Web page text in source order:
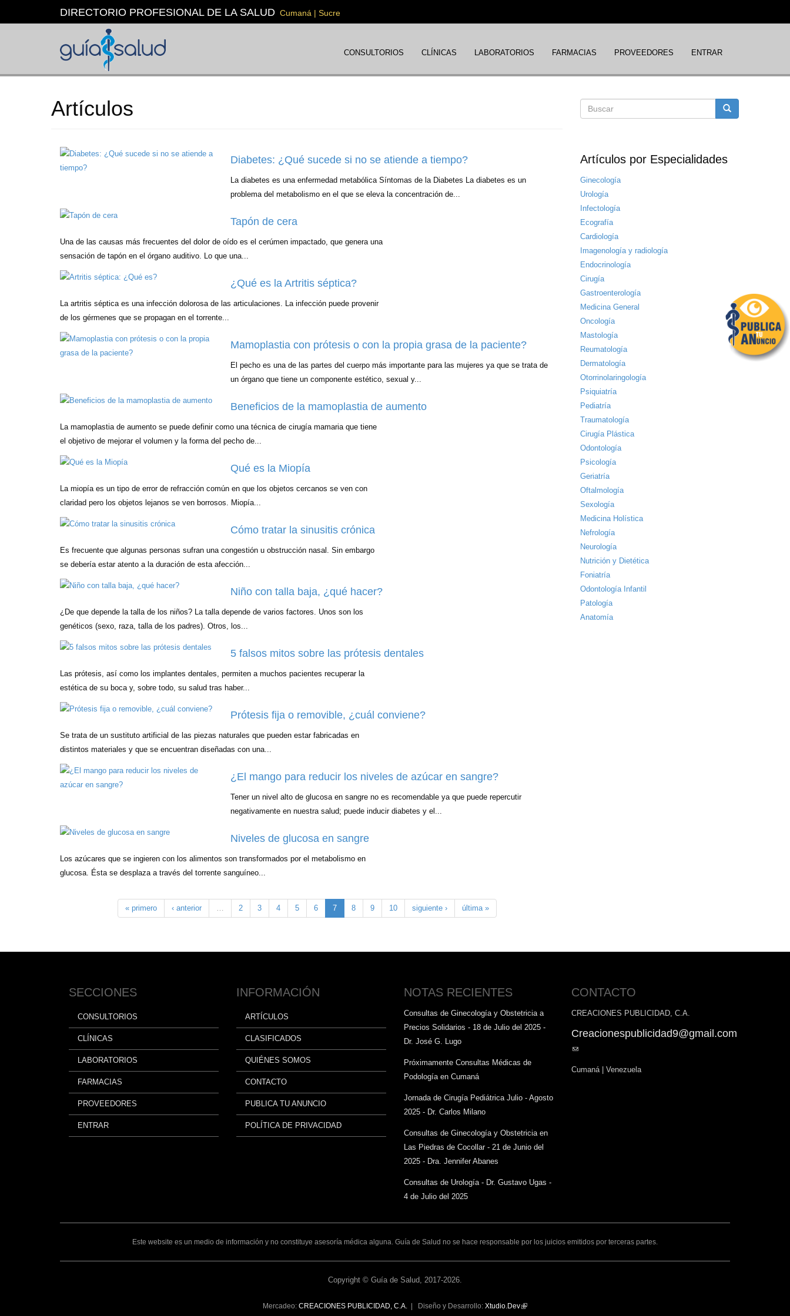
DIRECTORIO PROFESIONAL DE LA SALUD Cumaná | Sucre
CONSULTORIOS CLÍNICAS LABORATORIOS FARMACIAS PROVEEDORES ENTRAR
Artículos
Diabetes: ¿Qué sucede si no se atiende a tiempo?
La diabetes es una enfermedad metabólica Síntomas de la Diabetes La diabetes es un
problema del metabolismo en el que se eleva la concentración de...
Tapón de cera
Una de las causas más frecuentes del dolor de oído es el cerúmen impactado, que genera una
sensación de tapón en el órgano auditivo. Lo que una...
¿Qué es la Artritis séptica?
La artritis séptica es una infección dolorosa de las articulaciones. La infección puede provenir
de los gérmenes que se propagan en el torrente...
Mamoplastia con prótesis o con la propia grasa de la paciente?
El pecho es una de las partes del cuerpo más importante para las mujeres ya que se trata de
un órgano que tiene un componente estético, sexual y...
Beneficios de la mamoplastia de aumento
La mamoplastia de aumento se puede definir como una técnica de cirugía mamaria que tiene
el objetivo de mejorar el volumen y la forma del pecho de...
Qué es la Miopía
La miopía es un tipo de error de refracción común en que los objetos cercanos se ven con
claridad pero los objetos lejanos se ven borrosos. Miopía...
Cómo tratar la sinusitis crónica
Es frecuente que algunas personas sufran una congestión u obstrucción nasal. Sin embargo
se debería estar atento a la duración de esta afección...
Niño con talla baja, ¿qué hacer?
¿De que depende la talla de los niños? La talla depende de varios factores. Unos son los
genéticos (sexo, raza, talla de los padres). Otros, los...
5 falsos mitos sobre las prótesis dentales
Las prótesis, así como los implantes dentales, permiten a muchos pacientes recuperar la
estética de su boca y, sobre todo, su salud tras haber...
Prótesis fija o removible, ¿cuál conviene?
Se trata de un sustituto artificial de las piezas naturales que pueden estar fabricadas en
distintos materiales y que se encuentran diseñadas con una...
¿El mango para reducir los niveles de azúcar en sangre?
Tener un nivel alto de glucosa en sangre no es recomendable ya que puede repercutir
negativamente en nuestra salud; puede inducir diabetes y el...
Niveles de glucosa en sangre
Los azúcares que se ingieren con los alimentos son transformados por el metabolismo en
glucosa. Ésta se desplaza a través del torrente sanguíneo...
« primero ‹ anterior 2 3 4 5 6 7 8 9 10 siguiente › última »
Formulario
búsqueda
Artículos por Especialidades
Ginecología
Urología
Infectología
Ecografía
Cardiología
Imagenología y radiología
Endocrinología
Cirugía
Gastroenterología
Medicina General
Oncología
Mastología
Reumatología
Dermatología
Otorrinolaringología
Psiquiatría
Pediatría
Traumatología
Cirugía Plástica
Odontología
Psicología
Geriatría
Oftalmología
Sexología
Medicina Holística
Nefrología
Neurología
Nutrición y Dietética
Foniatría
Odontología Infantil
Patología
Anatomía
SECCIONES
CONSULTORIOS
CLÍNICAS
LABORATORIOS
FARMACIAS
PROVEEDORES
ENTRAR
INFORMACIÓN
ARTÍCULOS
CLASIFICADOS
QUIÉNES SOMOS
CONTACTO
PUBLICA TU ANUNCIO
POLÍTICA DE PRIVACIDAD
NOTAS RECIENTES
Consultas de Ginecología y Obstetricia a
Precios Solidarios - 18 de Julio del 2025 -
Dr. José G. Lugo
Próximamente Consultas Médicas de
Podología en Cumaná
Jornada de Cirugía Pediátrica Julio - Agosto
2025 - Dr. Carlos Milano
Consultas de Ginecología y Obstetricia en
Las Piedras de Cocollar - 21 de Junio del
2025 - Dra. Jennifer Abanes
Consultas de Urología - Dr. Gustavo Ugas -
4 de Julio del 2025
CONTACTO
CREACIONES PUBLICIDAD, C.A.
Creacionespublicidad9@gmail.com
(link
Cumaná | Venezuela
Este website es un medio de información y no constituye asesoría médica alguna. Guía de Salud no se hace responsable por los juicios emitidos por terceras partes.
Copyright © Guía de Salud, 2017-2026.
Mercadeo: CREACIONES PUBLICIDAD, C.A. | Diseño y Desarrollo: Xtudio.Dev(link